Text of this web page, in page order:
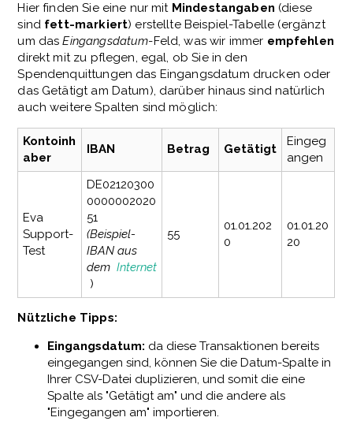
Hier finden Sie eine nur mit Mindestangaben (diese
sind fett-markiert) erstellte Beispiel-Tabelle (ergänzt
um dasEingangsdatum-Feld, was wir immer empfehlen
direkt mit zu pflegen, egal, ob Sie in den
Spendenquittungen das Eingangsdatum drucken oder
das Getätigt am Datum), darüber hinaus sind natürlich
auch weitere Spalten sind möglich:
Kontoinh
aber
IBAN Betrag Getätigt
Eingeg
angen
Eva
Support-
Test
DE02120300
0000002020
51
(Beispiel-
IBAN aus
dem Internet
)
55
01.01.202
0
01.01.20
20
Nützliche Tipps:
Eingangsdatum: da diese Transaktionen bereits
eingegangen sind, können Sie die Datum-Spalte in
Ihrer CSV-Datei duplizieren, und somit die eine
Spalte als "Getätigt am" und die andere als
"Eingegangen am" importieren.